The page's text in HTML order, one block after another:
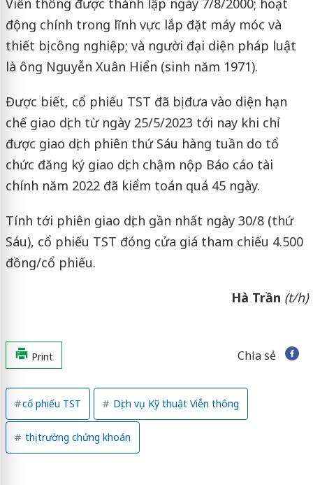
động chính trong lĩnh vực lắp đặt máy móc và
thiết bị công nghiệp; và người đại diện pháp luật
là ông Nguyễn Xuân Hiển (sinh năm 1971).
Được biết, cổ phiếu TST đã bị đưa vào diện hạn
chế giao dịch từ ngày 25/5/2023 tới nay khi chỉ
được giao dịch phiên thứ Sáu hàng tuần do tổ
chức đăng ký giao dịch chậm nộp Báo cáo tài
chính năm 2022 đã kiểm toán quá 45 ngày.
Tính tới phiên giao dịch gần nhất ngày 30/8 (thứ
Sáu), cổ phiếu TST đóng cửa giá tham chiếu 4.500
đồng/cổ phiếu.
Hà Trần (t/h)
Print Chia sẻ
cổ phiếu TST Dịch vụ Kỹ thuật Viễn thông
thị trường chứng khoán